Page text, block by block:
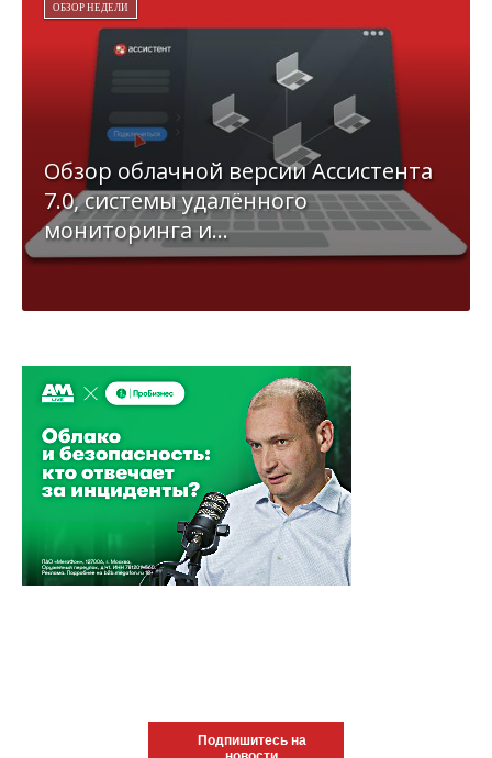
ОБЗОР НЕДЕЛИ
Обзор облачной версии Ассистента
7.0, системы удалённого
мониторинга и...
Подпишитесь на